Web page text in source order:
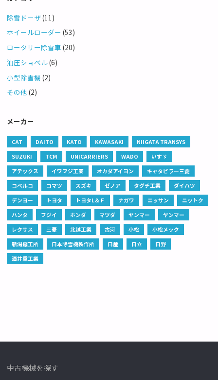
除雪ドーザ(11)
ホイールローダー (53)
ロータリー除雪車 (20)
油圧ショベル(6)
小型除雪機 (2)
その他 (2)
メーカー
CAT DAITO KATO KAWASAKI
NIIGATA TRANSYS
SUZUKI
TCM UNICARRIERS WADO
いすゞ
アテックス
イワフジ工業 オカダアイヨン
キャタピラー三菱
コベルコ
コマツ スズキ ゼノア タグチ工業
ダイハツ
デンヨー
トヨタ トヨタL＆Ｆ ナガワ ニッサン
ニットク
ハンタ
フジイ ホンダ マツダ ヤンマー
ヤンマー
レクサス
三菱 北越工業 古河 小松
小松メック
新潟鐵工所
日本除雪機製作所 日産 日立
日野
酒井重工業
中古機械を探す